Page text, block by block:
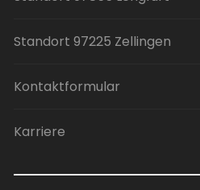
Standort 97225 Zellingen
Kontaktformular
Karriere